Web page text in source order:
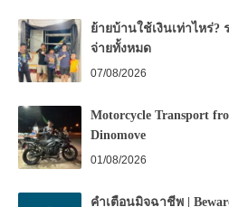
ย้ายบ้านใช้เงินเท่าไหร่
จ่ายทั้งหมด
07/08/2026
Motorcycle Transport
Dinomove
01/08/2026
คำเตือนมิจฉาชีพ |